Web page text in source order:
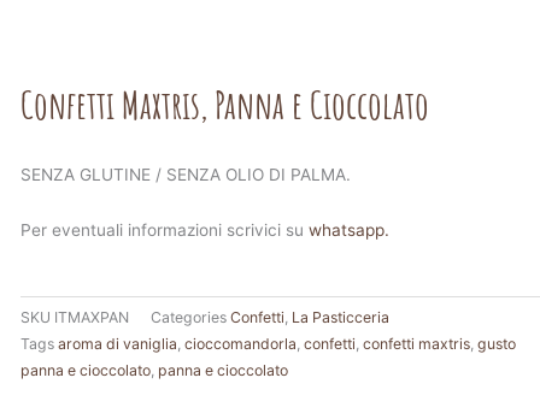
Confetti Maxtris, Panna e Cioccolato
SENZA GLUTINE / SENZA OLIO DI PALMA.
Per eventuali informazioni scrivici su whatsapp.
SKU ITMAXPAN Categories Confetti La Pasticceria
Tags aroma di vaniglia cioccomandorla confetti confetti maxtris gusto
panna e cioccolato panna e cioccolato